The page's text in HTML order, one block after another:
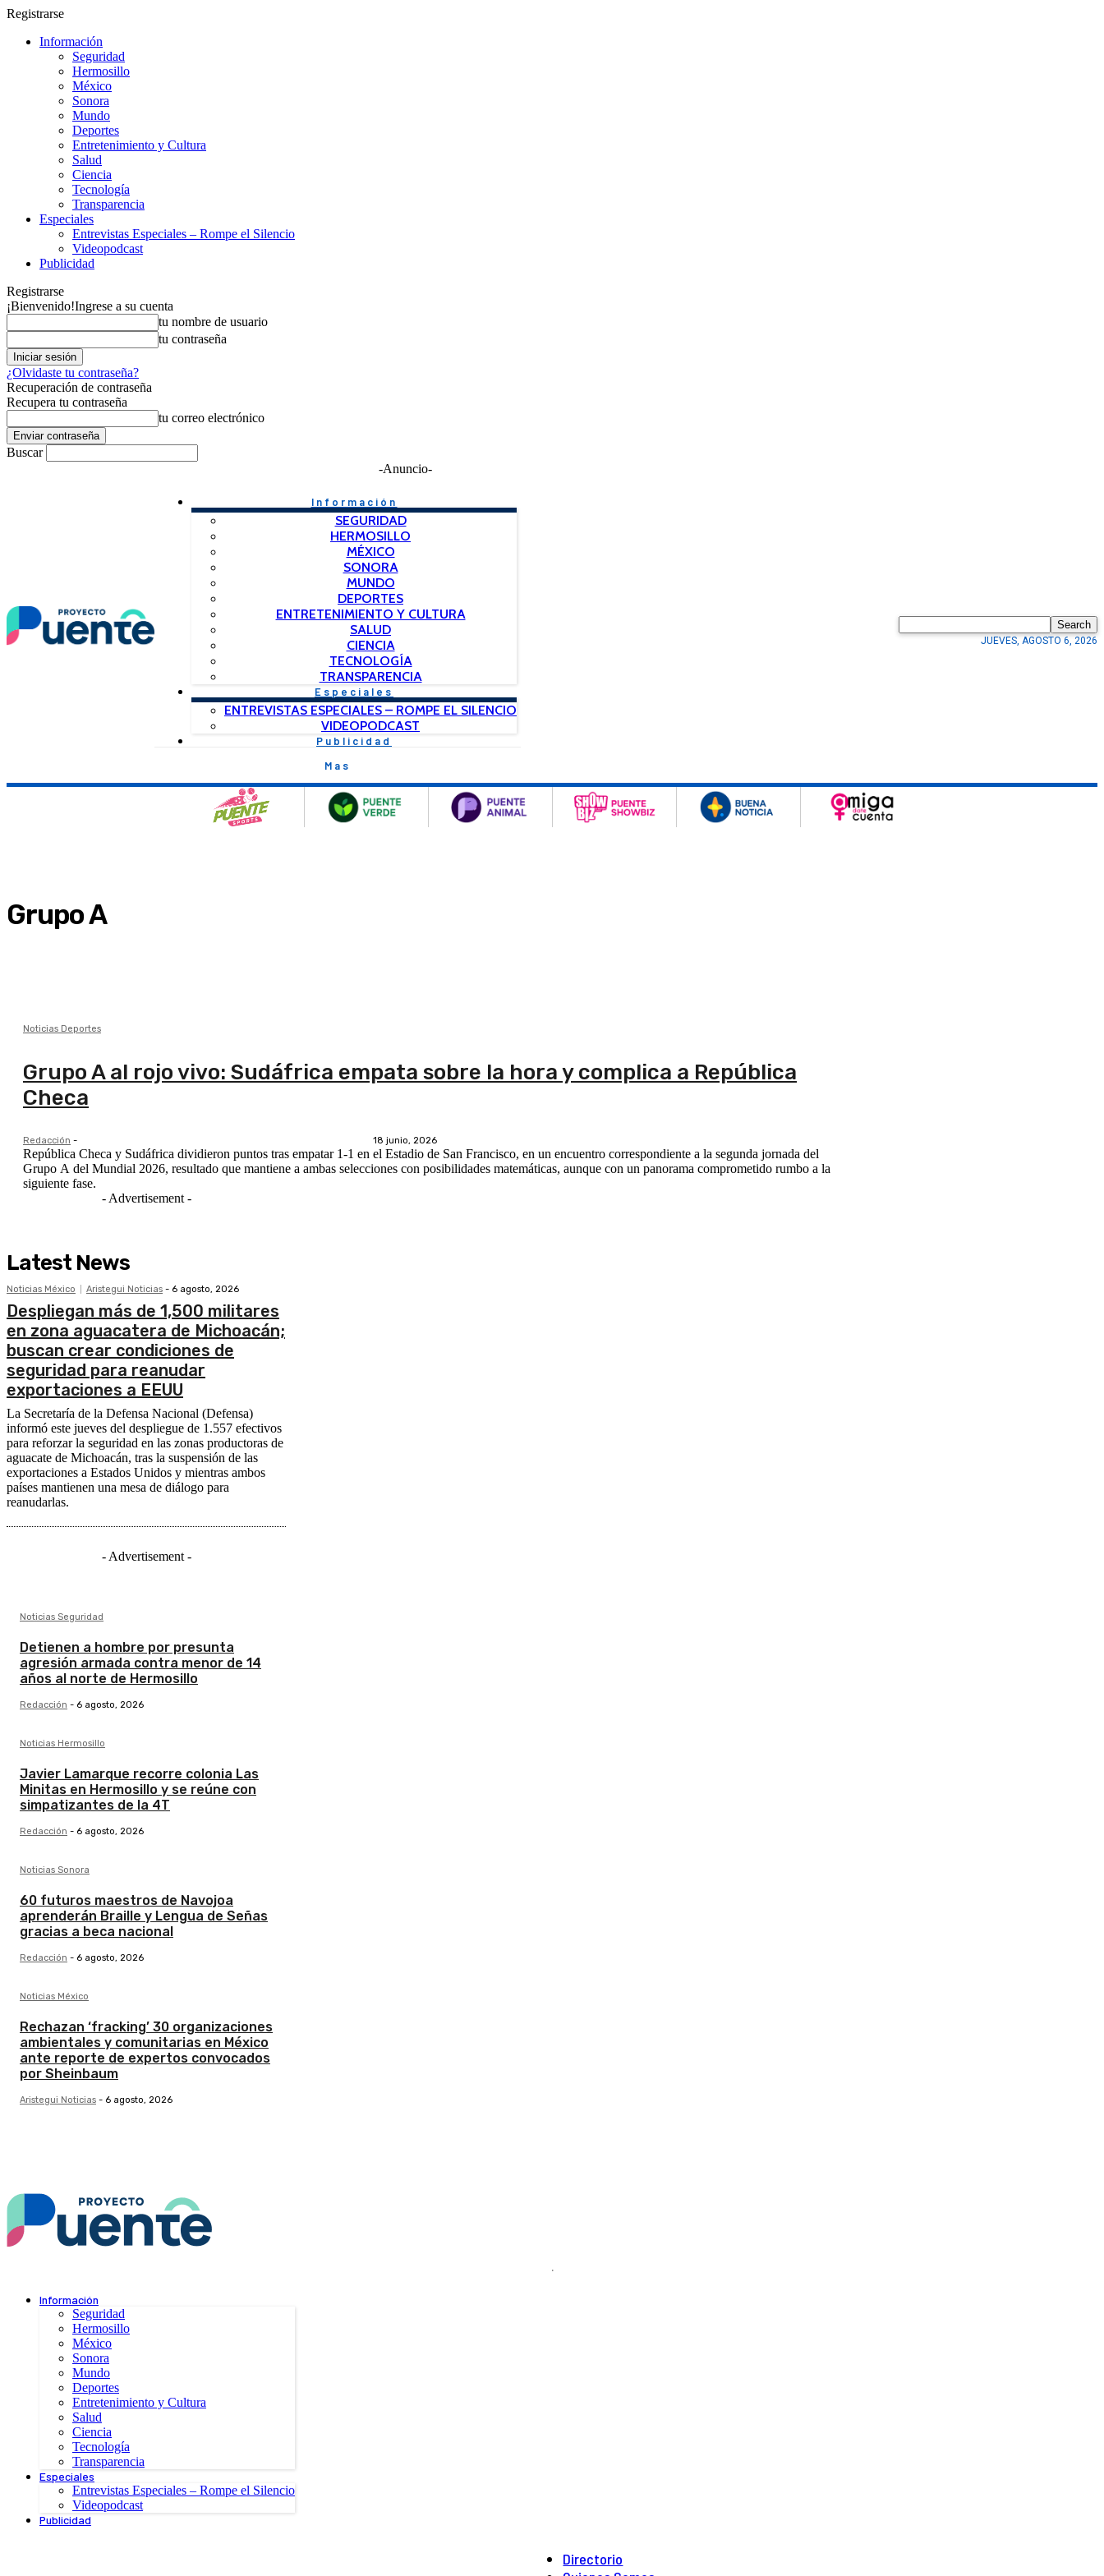
Registrarse
Información
Seguridad
Hermosillo
México
Sonora
Mundo
Deportes
Entretenimiento y Cultura
Salud
Ciencia
Tecnología
Transparencia
Especiales
Entrevistas Especiales – Rompe el Silencio
Videopodcast
Publicidad
Registrarse
¡Bienvenido!Ingrese a su cuenta
tu nombre de usuario
tu contraseña
¿Olvidaste tu contraseña?
Recuperación de contraseña
Recupera tu contraseña
tu correo electrónico
Buscar
-Anuncio-
Información
SEGURIDAD
HERMOSILLO
MÉXICO
SONORA
MUNDO
DEPORTES
ENTRETENIMIENTO Y CULTURA
SALUD
CIENCIA
TECNOLOGÍA
TRANSPARENCIA
Especiales
ENTREVISTAS ESPECIALES – ROMPE EL SILENCIO
VIDEOPODCAST
Publicidad
Mas
Search
JUEVES, AGOSTO 6, 2026
Grupo A
Noticias Deportes
Grupo A al rojo vivo: Sudáfrica empata sobre la hora y complica a República
Checa
Redacción - 18 junio, 2026
República Checa y Sudáfrica dividieron puntos tras empatar 1-1 en el Estadio de San Francisco, en un encuentro correspondiente a la segunda jornada del
Grupo A del Mundial 2026, resultado que mantiene a ambas selecciones con posibilidades matemáticas, aunque con un panorama comprometido rumbo a la
siguiente fase.
- Advertisement -
Latest News
Noticias México Aristegui Noticias - 6 agosto, 2026
Despliegan más de 1,500 militares
en zona aguacatera de Michoacán;
buscan crear condiciones de
seguridad para reanudar
exportaciones a EEUU
La Secretaría de la Defensa Nacional (Defensa)
informó este jueves del despliegue de 1.557 efectivos
para reforzar la seguridad en las zonas productoras de
aguacate de Michoacán, tras la suspensión de las
exportaciones a Estados Unidos y mientras ambos
países mantienen una mesa de diálogo para
reanudarlas.
- Advertisement -
Noticias Seguridad
Detienen a hombre por presunta
agresión armada contra menor de 14
años al norte de Hermosillo
Redacción - 6 agosto, 2026
Noticias Hermosillo
Javier Lamarque recorre colonia Las
Minitas en Hermosillo y se reúne con
simpatizantes de la 4T
Redacción - 6 agosto, 2026
Noticias Sonora
60 futuros maestros de Navojoa
aprenderán Braille y Lengua de Señas
gracias a beca nacional
Redacción - 6 agosto, 2026
Noticias México
Rechazan ‘fracking’ 30 organizaciones
ambientales y comunitarias en México
ante reporte de expertos convocados
por Sheinbaum
Aristegui Noticias - 6 agosto, 2026
.
Información
Seguridad
Hermosillo
México
Sonora
Mundo
Deportes
Entretenimiento y Cultura
Salud
Ciencia
Tecnología
Transparencia
Especiales
Entrevistas Especiales – Rompe el Silencio
Videopodcast
Publicidad
Directorio